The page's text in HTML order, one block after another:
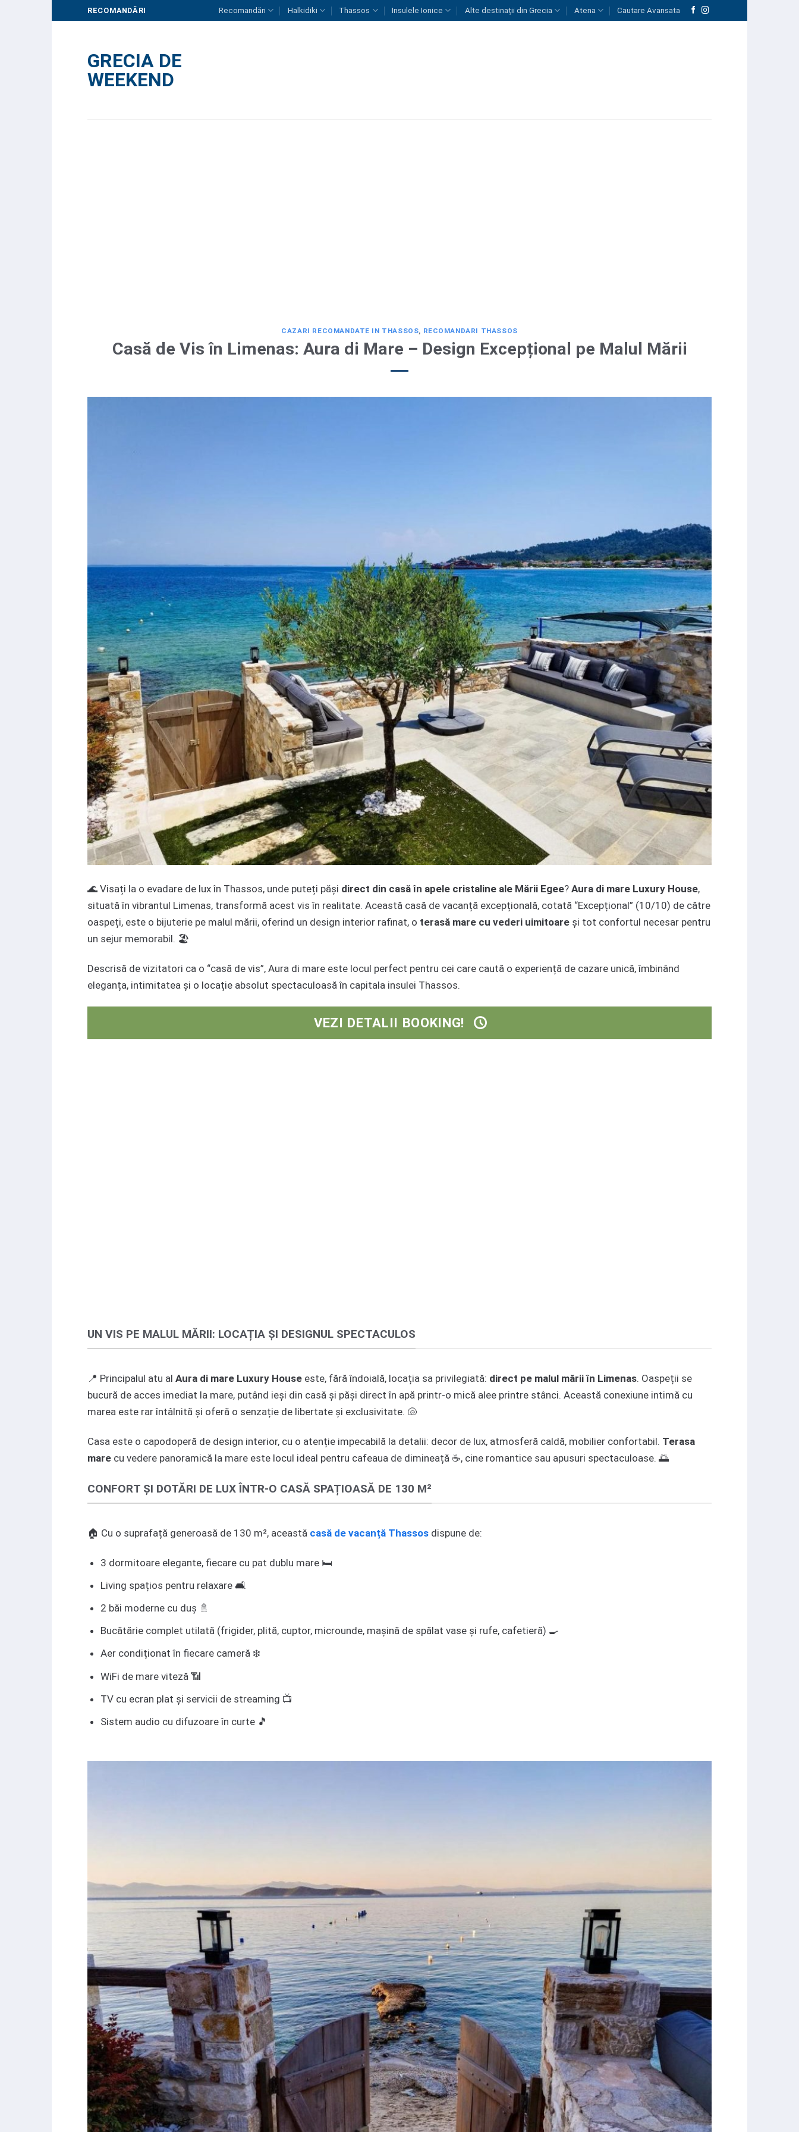
RECOMANDĂRI Recomandări Halkidiki Thassos Insulele Ionice Alte destinații din Grecia Atena Cautare Avansata
GRECIA DE
WEEKEND
CAZARI RECOMANDATE IN THASSOS, RECOMANDARI THASSOS
Casă de Vis în Limenas: Aura di Mare – Design Excepțional pe Malul Mării
🌊 Visați la o evadare de lux în Thassos, unde puteți păși direct din casă în apele cristaline ale Mării Egee? Aura di mare Luxury House,
situată în vibrantul Limenas, transformă acest vis în realitate. Această casă de vacanță excepțională, cotată “Excepțional” (10/10) de către
oaspeți, este o bijuterie pe malul mării, oferind un design interior rafinat, o terasă mare cu vederi uimitoare și tot confortul necesar pentru
un sejur memorabil. 🏖️
Descrisă de vizitatori ca o “casă de vis”, Aura di mare este locul perfect pentru cei care caută o experiență de cazare unică, îmbinând
eleganța, intimitatea și o locație absolut spectaculoasă în capitala insulei Thassos.
VEZI DETALII BOOKING!
UN VIS PE MALUL MĂRII: LOCAȚIA ȘI DESIGNUL SPECTACULOS
📍 Principalul atu al Aura di mare Luxury House este, fără îndoială, locația sa privilegiată: direct pe malul mării în Limenas. Oaspeții se
bucură de acces imediat la mare, putând ieși din casă și păși direct în apă printr-o mică alee printre stânci. Această conexiune intimă cu
marea este rar întâlnită și oferă o senzație de libertate și exclusivitate. 🐚
Casa este o capodoperă de design interior, cu o atenție impecabilă la detalii: decor de lux, atmosferă caldă, mobilier confortabil. Terasa
mare cu vedere panoramică la mare este locul ideal pentru cafeaua de dimineață ☕, cine romantice sau apusuri spectaculoase. 🌅
CONFORT ȘI DOTĂRI DE LUX ÎNTR-O CASĂ SPAȚIOASĂ DE 130 M²
🏠 Cu o suprafață generoasă de 130 m², această casă de vacanță Thassos dispune de:
3 dormitoare elegante, fiecare cu pat dublu mare 🛏️
Living spațios pentru relaxare 🛋️
2 băi moderne cu duș 🚿
Bucătărie complet utilată (frigider, plită, cuptor, microunde, mașină de spălat vase și rufe, cafetieră) 🍳
Aer condiționat în fiecare cameră ❄️
WiFi de mare viteză 📶
TV cu ecran plat și servicii de streaming 📺
Sistem audio cu difuzoare în curte 🎵